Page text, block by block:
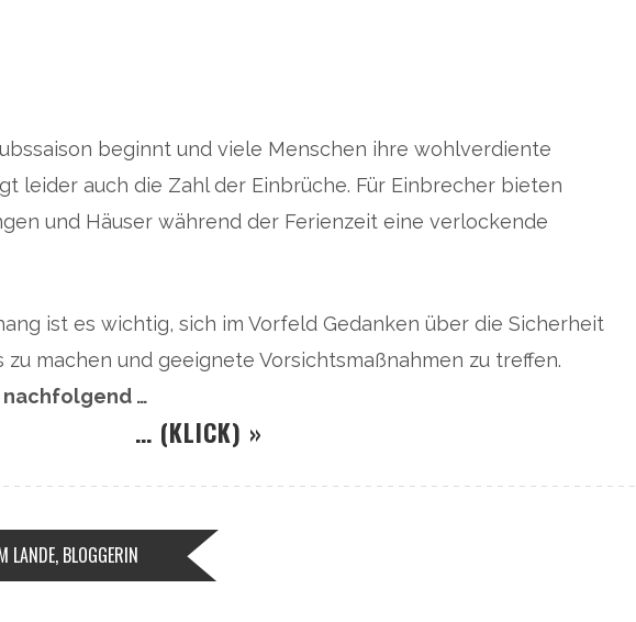
beginnt und viele Menschen ihre wohlverdiente
leider auch die Zahl der Einbrüche. Für Einbrecher bieten
und Häuser während der Ferienzeit eine verlockende
ist es wichtig, sich im Vorfeld Gedanken über die Sicherheit
zu machen und geeignete Vorsichtsmaßnahmen zu treffen.
…
… (KLICK) »
LANDE, BLOGGERIN